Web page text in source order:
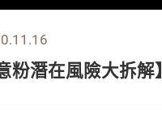
粉潛在風險大拆解】